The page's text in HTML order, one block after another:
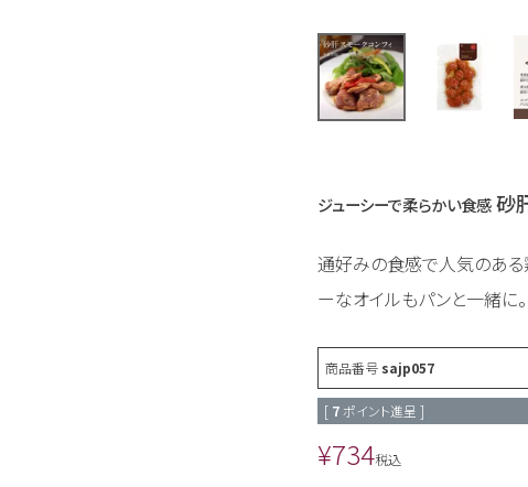
ジューシーで柔らかい食感砂
通好みの食感で人気のある
ーなオイルもパンと一緒に。
商品番号 sajp057
[ 7 ポイント進呈 ]
¥734税込